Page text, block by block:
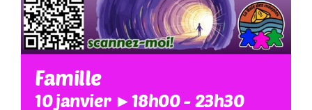
Famille
10 janvier ►18h00- 23h30